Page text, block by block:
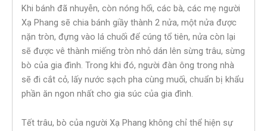
Khi bánh đã nhuyễn, còn nóng hổi, các bà, các mẹ người
Xạ Phang sẽ chia bánh giầy thành 2 nửa, một nửa được
nặn tròn, đựng vào lá chuối để cúng tổ tiên, nửa còn lại
sẽ được vê thành miếng tròn nhỏ dán lên sừng trâu, sừng
bò của gia đình. Trong khi đó, người đàn ông trong nhà
sẽ đi cắt cỏ, lấy nước sạch pha cùng muối, chuẩn bị khẩu
phần ăn ngon nhất cho gia súc của gia đình.
Tết trâu, bò của người Xạ Phang không chỉ thể hiện sự